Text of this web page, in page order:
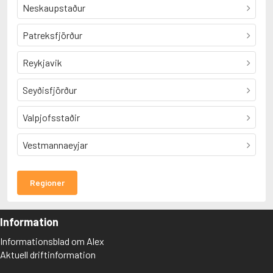
Omarsdóttir, Kristín
S
Sigurðardóttir, Yrsa
Sjón
Stefánsson, Jón Kalman
T
þórarinsson, Árni
Neskaupstaður
Patreksfjörður
Reykjavik
Seyðisfjörður
Valpjofsstaðir
Vestmannaeyjar
Regioner
Information
Informationsblad om Alex
Aktuell driftinformation